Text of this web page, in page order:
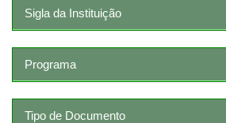
Sigla da Instituição
Programa
Tipo de Documento